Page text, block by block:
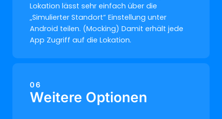
Lokation lässt sehr einfach über die
„Simulierter Standort“ Einstellung unter
Android teilen. (Mocking) Damit erhält jede
App Zugriff auf die Lokation.
06
Weitere Optionen